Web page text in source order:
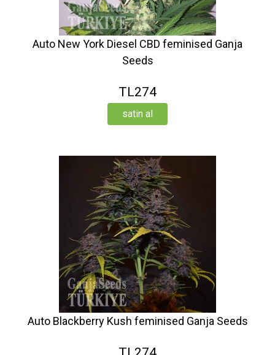
Auto New York Diesel CBD feminised Ganja
Seeds
TL274
satin al
Auto Blackberry Kush feminised Ganja Seeds